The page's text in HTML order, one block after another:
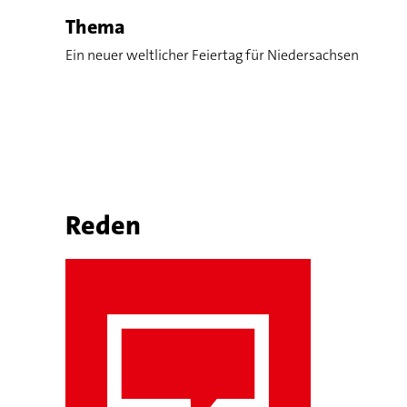
Thema
Ein neuer weltlicher Feiertag für Niedersachsen
Reden